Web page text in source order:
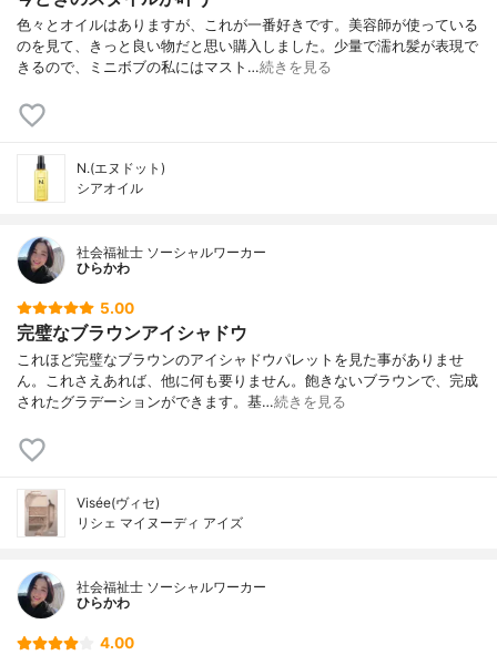
色々とオイルはありますが、これが一番好きです。美容師が使っている
のを見て、きっと良い物だと思い購入しました。少量で濡れ髪が表現で
きるので、ミニボブの私にはマスト…続きを見る
N.(エヌドット)
シアオイル
社会福祉士 ソーシャルワーカー
ひらかわ
5.00
完璧なブラウンアイシャドウ
これほど完璧なブラウンのアイシャドウパレットを見た事がありませ
ん。これさえあれば、他に何も要りません。飽きないブラウンで、完成
されたグラデーションができます。基…続きを見る
Visée(ヴィセ)
リシェ マイヌーディ アイズ
社会福祉士 ソーシャルワーカー
ひらかわ
4.00